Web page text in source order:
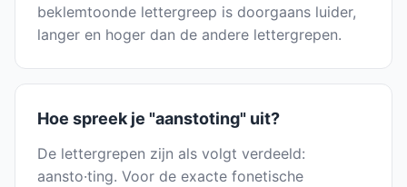
beklemtoonde lettergreep is doorgaans luider,
langer en hoger dan de andere lettergrepen.
Hoe spreek je "aanstoting" uit?
De lettergrepen zijn als volgt verdeeld:
aansto·ting. Voor de exacte fonetische